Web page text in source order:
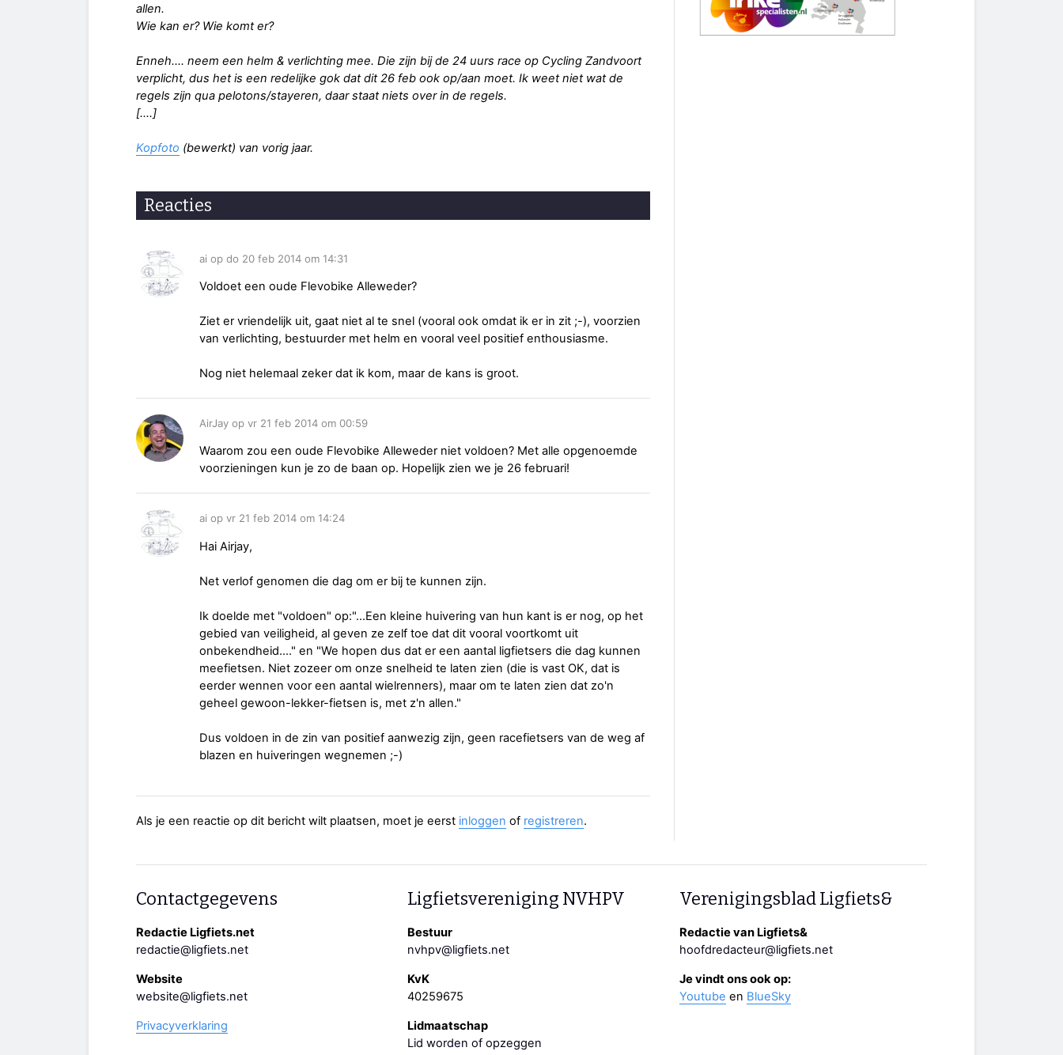
allen.
Wie kan er? Wie komt er?
Enneh.... neem een helm & verlichting mee. Die zijn bij de 24 uurs race op Cycling Zandvoort
verplicht, dus het is een redelijke gok dat dit 26 feb ook op/aan moet. Ik weet niet wat de
regels zijn qua pelotons/stayeren, daar staat niets over in de regels.
[.…]
Kopfoto (bewerkt) van vorig jaar.
Reacties
ai op do 20 feb 2014 om 14:31
Voldoet een oude Flevobike Alleweder?
Ziet er vriendelijk uit, gaat niet al te snel (vooral ook omdat ik er in zit ;-), voorzien
van verlichting, bestuurder met helm en vooral veel positief enthousiasme.
Nog niet helemaal zeker dat ik kom, maar de kans is groot.
AirJay op vr 21 feb 2014 om 00:59
Waarom zou een oude Flevobike Alleweder niet voldoen? Met alle opgenoemde
voorzieningen kun je zo de baan op. Hopelijk zien we je 26 februari!
ai op vr 21 feb 2014 om 14:24
Hai Airjay,
Net verlof genomen die dag om er bij te kunnen zijn.
Ik doelde met "voldoen" op:"...Een kleine huivering van hun kant is er nog, op het
gebied van veiligheid, al geven ze zelf toe dat dit vooral voortkomt uit
onbekendheid...." en "We hopen dus dat er een aantal ligfietsers die dag kunnen
meefietsen. Niet zozeer om onze snelheid te laten zien (die is vast OK, dat is
eerder wennen voor een aantal wielrenners), maar om te laten zien dat zo'n
geheel gewoon-lekker-fietsen is, met z'n allen."
Dus voldoen in de zin van positief aanwezig zijn, geen racefietsers van de weg af
blazen en huiveringen wegnemen ;-)
Als je een reactie op dit bericht wilt plaatsen, moet je eerst inloggen of registreren.
Contactgegevens
Redactie Ligfiets.net
redactie@ligfiets.net
Website
website@ligfiets.net
Privacyverklaring
Ligfietsvereniging NVHPV
Bestuur
nvhpv@ligfiets.net
KvK
40259675
Lidmaatschap
Lid worden of opzeggen
Verenigingsblad Ligfiets&
Redactie van Ligfiets&
hoofdredacteur@ligfiets.net
Je vindt ons ook op:
Youtube en BlueSky